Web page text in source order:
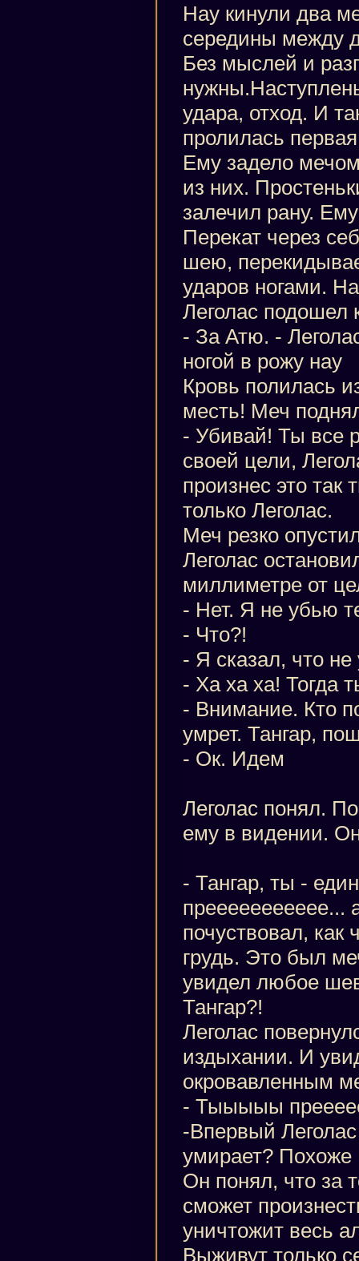
Нау кинули два
середины между
Без мыслей и
удара, отход. И
пролилась
Ему задело
из них.
залечил рану.
Перекат через
шею,
ударов ногами.
Леголас подошел
- За Атю. -
ногой в рожу нау
Кровь полилась
месть! Меч
- Убивай! Ты все
своей цели,
произнес это так
только Леголас.
Меч резко
Леголас
миллиметре от
- Нет. Я не убью
- Что?!
- Я сказал, что
- Ха ха ха! Тогда
- Внимание. Кто
умрет. Тангар,
- Ок. Идем
Леголас понял.
ему в видении.
- Тангар, ты -
преееееееееее...
почуствовал, как
грудь. Это был
увидел любое
Тангар?!
Леголас
издыхании. И
окровавленным
- Тыыыыы
-Впервый
умирает? Похоже
Он понял, что за
сможет
уничтожит весь
Выживут только